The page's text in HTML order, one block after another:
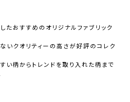
たおすすめのオリジナルファブリック
いクオリティーの高さが好評のコレク
い柄からトレンドを取り入れた柄まで